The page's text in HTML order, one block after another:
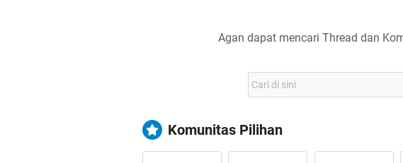
Agan dapat mencari Thread dan
Komunitas Pilihan